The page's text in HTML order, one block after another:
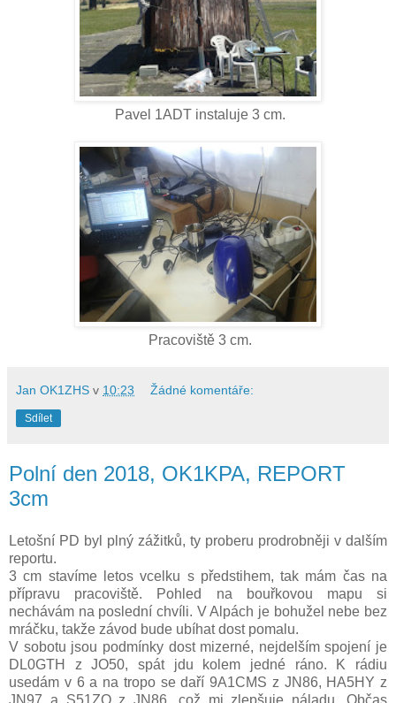
Pavel 1ADT instaluje 3 cm.
Pracoviště 3 cm.
Jan OK1ZHS v 10:23 Žádné komentáře:
Sdílet
Polní den 2018, OK1KPA, REPORT
3cm
Letošní PD byl plný zážitků, ty proberu prodrobněji v dalším
reportu.
3 cm stavíme letos vcelku s předstihem, tak mám čas na
přípravu pracoviště. Pohled na bouřkovou mapu si
nechávám na poslední chvíli. V Alpách je bohužel nebe bez
mráčku, takže závod bude ubíhat dost pomalu.
V sobotu jsou podmínky dost mizerné, nejdelším spojení je
DL0GTH z JO50, spát jdu kolem jedné ráno. K rádiu
usedám v 6 a na tropo se daří 9A1CMS z JN86, HA5HY z
JN97 a S51ZO z JN86, což mi zlepšuje náladu. Občas